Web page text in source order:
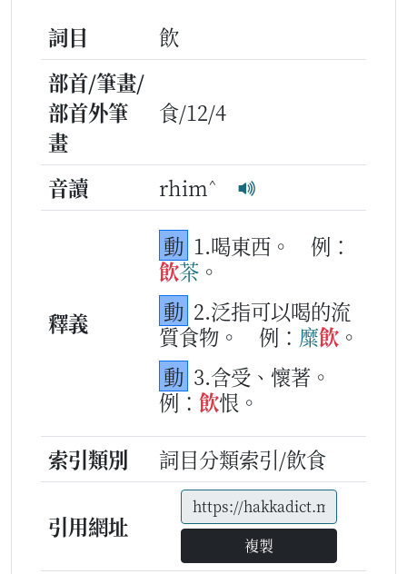
詞目
飲
部首/筆畫/
部首外筆
畫
食/12/4
音讀 rhim^
釋義
動 1.喝東西。
例：
飲茶 。
動 2.泛指可以喝的流
質食物。
例： 糜飲 。
動 3.含受、懷著。
例： 飲恨。
索引類別
詞目分類索引/飲食
引用網址
複製